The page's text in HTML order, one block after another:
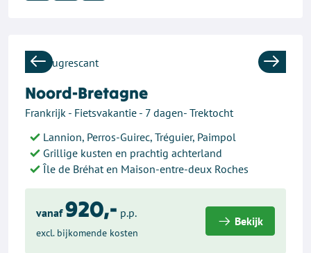
Previous Next
Noord-Bretagne
Frankrijk - Fietsvakantie - 7 dagen- Trektocht
Lannion, Perros-Guirec, Tréguier, Paimpol
Grillige kusten en prachtig achterland
Île de Bréhat en Maison-entre-deux Roches
vanaf 920,- p.p.
excl. bijkomende kosten
Bekijk